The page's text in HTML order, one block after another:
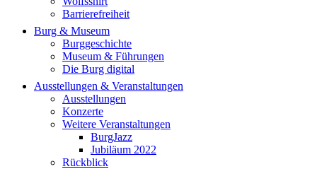
Barrierefreiheit
Burg & Museum
Burggeschichte
Museum & Führungen
Die Burg digital
Ausstellungen & Veranstaltungen
Ausstellungen
Konzerte
Weitere Veranstaltungen
BurgJazz
Jubiläum 2022
Rückblick